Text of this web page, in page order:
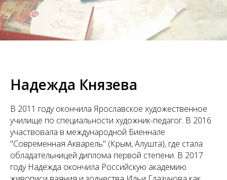
Надежда Князева
В 2011 году окончила Ярославское художественное
училище по специальности художник-педагог. В 2016
участвовала в международной Биеннале
"Современная Акварель" (Крым, Алушта), где стала
обладательницей диплома первой степени. В 2017
году Надежда окончила Российскую академию